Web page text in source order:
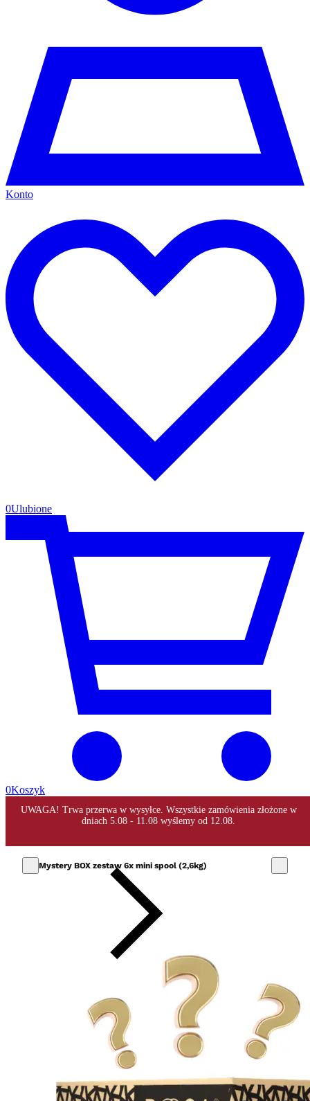
Konto
0Ulubione
0Koszyk
Mystery BOX zestaw 6x mini spool (2,6kg)